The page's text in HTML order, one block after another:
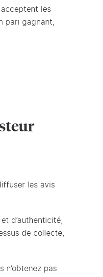
acceptent les
pari gagnant,
les avis
d’authenticité,
de collecte,
n’obtenez pas